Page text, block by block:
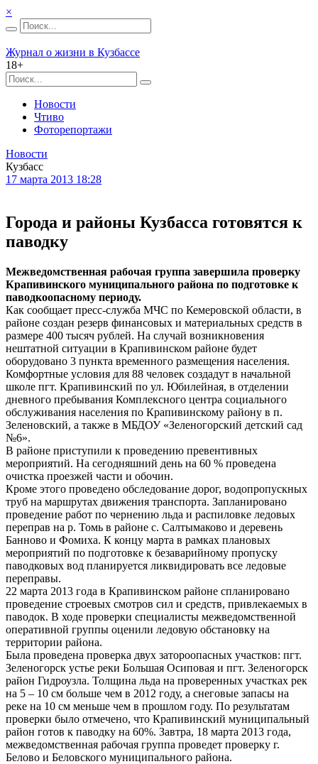
×
Журнал о жизни в Кузбассе
18+
Новости
Чтиво
Фоторепортажи
Новости
Кузбасс
17 марта 2013 18:28
Города и районы Кузбасса готовятся к
паводку
Межведомственная рабочая группа завершила проверку
Крапивинского муниципального района по подготовке к
паводкоопасному периоду.
Как сообщает пресс-служба МЧС по Кемеровской области, в
районе создан резерв финансовых и материальных средств в
размере 400 тысяч рублей. На случай возникновения
нештатной ситуации в Крапивинском районе будет
оборудовано 3 пункта временного размещения населения.
Комфортные условия для 88 человек создадут в начальной
школе пгт. Крапивинский по ул. Юбилейная, в отделении
дневного пребывания Комплексного центра социального
обслуживания населения по Крапивинскому району в п.
Зеленовский, а также в МБДОУ «Зеленогорский детский сад
№6».
В районе приступили к проведению превентивных
мероприятий. На сегодняшний день на 60 % проведена
очистка проезжей части и обочин.
Кроме этого проведено обследование дорог, водопропускных
труб на маршрутах движения транспорта. Запланировано
проведение работ по чернению льда и распиловке ледовых
переправ на р. Томь в районе с. Салтымаково и деревень
Банново и Фомиха. К концу марта в рамках плановых
мероприятий по подготовке к безаварийному пропуску
паводковых вод планируется ликвидировать все ледовые
переправы.
22 марта 2013 года в Крапивинском районе спланировано
проведение строевых смотров сил и средств, привлекаемых в
паводок. В ходе проверки специалисты межведомственной
оперативной группы оценили ледовую обстановку на
территории района.
Была проведена проверка двух затороопасных участков: пгт.
Зеленогорск устье реки Большая Осиповая и пгт. Зеленогорск
район Гидроузла. Толщина льда на проверенных участках рек
на 5 – 10 см больше чем в 2012 году, а снеговые запасы на
реке на 10 см меньше чем в прошлом году. По результатам
проверки было отмечено, что Крапивинский муниципальный
район готов к паводку на 60%. Завтра, 18 марта 2013 года,
межведомственная рабочая группа проведет проверку г.
Белово и Беловского муниципального района.